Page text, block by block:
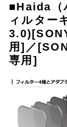
■Haida（
ィルター
3.0)
用] ／
専用]